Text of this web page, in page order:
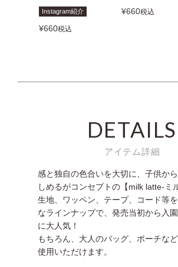
Instagram紹介
¥660税込
¥660税込
DETAILS
アイテム詳細
感と独自の色合いを大切に、子供か
しめるがコンセプトの【milk latte-ミ
生地、ワッペン、テープ、コード等
なラインナップで、発売当初から入
に大人気！
もちろん、大人のバッグ、ポーチな
使用いただけます。